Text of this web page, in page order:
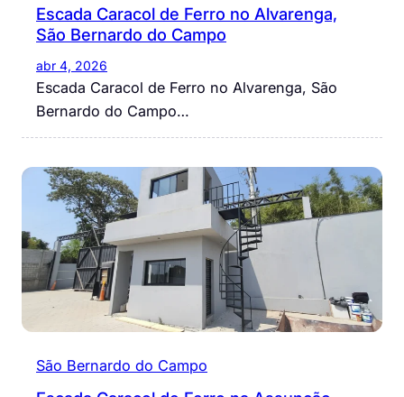
Escada Caracol de Ferro no Alvarenga,
São Bernardo do Campo
abr 4, 2026
Escada Caracol de Ferro no Alvarenga, São
Bernardo do Campo…
São Bernardo do Campo